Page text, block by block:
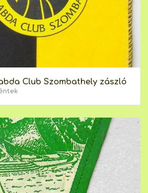
Club Szombathely zászló